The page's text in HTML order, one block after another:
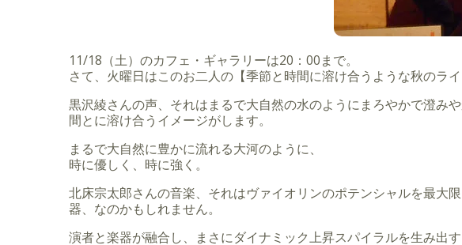
11/18（土）のカフェ・ギャラリーは20：00まで。
さて、火曜日はこのお二人の【季節と時間に溶け合うような秋のライ
黒沢綾さんの声、それはまるで大自然の水のようにまろやかで澄み
間とに溶け合うイメージがします。
まるで大自然に豊かに流れる大河のように、
時に優しく、時に強く。
北床宗太郎さんの音楽、それはヴァイオリンのポテンシャルを最大
器、なのかもしれません。
演者と楽器が融合し、まさにダイナミック上昇スパイラルを生み出す